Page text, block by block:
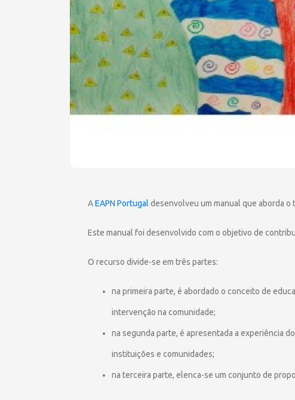
AEAPN Portugal desenvolveu um manual que aborda o
Este manual foi desenvolvido com o objetivo de
O recurso divide-se em três partes:
na primeira parte, é abordado o conceito de
intervenção na comunidade;
na segunda parte, é apresentada a experiência
instituições e comunidades;
na terceira parte, elenca-se um conjunto de